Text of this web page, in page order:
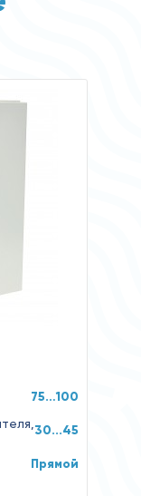
75…100
30...45
Прямой